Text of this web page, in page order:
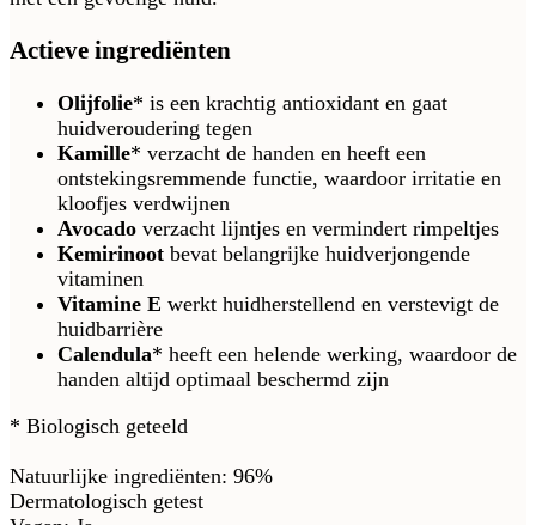
Actieve ingrediënten
Olijfolie* is een krachtig antioxidant en gaat
huidveroudering tegen
Kamille* verzacht de handen en heeft een
ontstekingsremmende functie, waardoor irritatie en
kloofjes verdwijnen
Avocado verzacht lijntjes en vermindert rimpeltjes
Kemirinoot bevat belangrijke huidverjongende
vitaminen
Vitamine E werkt huidherstellend en verstevigt de
huidbarrière
Calendula* heeft een helende werking, waardoor de
handen altijd optimaal beschermd zijn
* Biologisch geteeld
Natuurlijke ingrediënten: 96%
Dermatologisch getest